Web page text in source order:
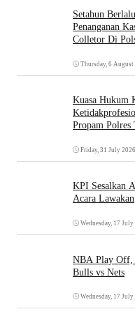
Setahun
Penanganan
Colletor Di
Thursday, 6 August
Kuasa Hukum
Propam Polres
Friday, 31 July 2026
KPI Sesalkan
Acara Lawakan
Wednesday, 17 July
NBA Play Off,
Bulls vs Nets
Wednesday, 17 July